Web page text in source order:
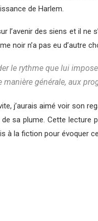
de Harlem.
des siens et il ne
noir n’a pas eu d’autre
le rythme que lui
générale, aux
j’aurais aimé voir son
sa plume. Cette lecture
à la fiction pour évoquer